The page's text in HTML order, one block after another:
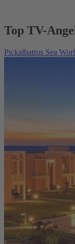
Top TV-
Pickalbatros Sea